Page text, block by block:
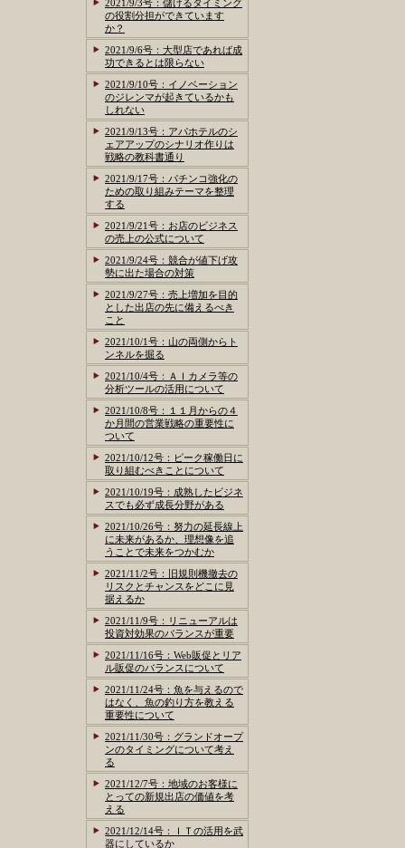
2021/9/3号：儲けるタイミング
の役割分担ができています
か？
2021/9/6号：大型店であれば成
功できるとは限らない
2021/9/10号：イノベーション
のジレンマが起きているかも
しれない
2021/9/13号：アパホテルのシ
ェアアップのシナリオ作りは
戦略の教科書通り
2021/9/17号：パチンコ強化の
ための取り組みテーマを整理
する
2021/9/21号：お店のビジネス
の売上の公式について
2021/9/24号：競合が値下げ攻
勢に出た場合の対策
2021/9/27号：売上増加を目的
とした出店の先に備えるべき
こと
2021/10/1号：山の両側からト
ンネルを掘る
2021/10/4号：ＡＩカメラ等の
分析ツールの活用について
2021/10/8号：１１月からの４
か月間の営業戦略の重要性に
ついて
2021/10/12号：ピーク稼働日に
取り組むべきことについて
2021/10/19号：成熟したビジネ
スでも必ず成長分野がある
2021/10/26号：努力の延長線上
に未来があるか、理想像を追
うことで未来をつかむか
2021/11/2号：旧規則機撤去の
リスクとチャンスをどこに見
据えるか
2021/11/9号：リニューアルは
投資対効果のバランスが重要
2021/11/16号：Web販促とリア
ル販促のバランスについて
2021/11/24号：魚を与えるので
はなく、魚の釣り方を教える
重要性について
2021/11/30号：グランドオープ
ンのタイミングについて考え
る
2021/12/7号：地域のお客様に
とっての新規出店の価値を考
える
2021/12/14号：ＩＴの活用を武
器にしているか